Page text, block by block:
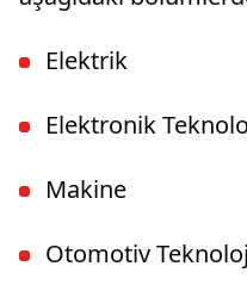
Elektrik
Elektronik
Makine
Otomotiv